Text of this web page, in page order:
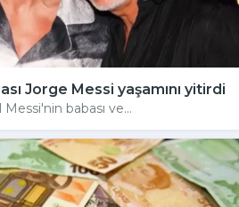
Jorge Messi yaşamını yitirdi
babası ve...